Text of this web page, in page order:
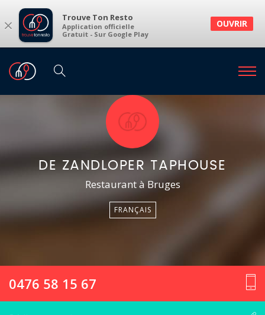
× Trouve Ton Resto
Application officielle
Gratuit - Sur Google Play
OUVRIR
DE ZANDLOPER TAPHOUSE
Restaurant à Bruges
FRANÇAIS
0476 58 15 67